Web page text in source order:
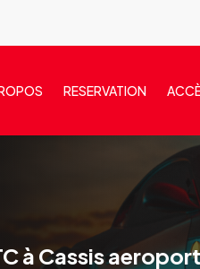
RESERVATION
à Cassis